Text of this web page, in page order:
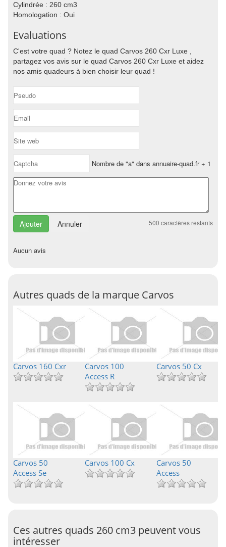
Cylindrée : 260 cm3
Homologation : Oui
Evaluations
C'est votre quad ? Notez le quad Carvos 260 Cxr Luxe ,
partagez vos avis sur le quad Carvos 260 Cxr Luxe et aidez
nos amis quadeurs à bien choisir leur quad !
Nombre de "a" dans annuaire-quad.fr + 1
Annuler 500 caractères restants
Aucun avis
Autres quads de la marque Carvos
Carvos 160 Cxr
Carvos 100
Access R
Carvos 50 Cx
Carvos 50
Access Se
Carvos 100 Cx
Carvos 50
Access
Ces autres quads 260 cm3 peuvent vous
intéresser